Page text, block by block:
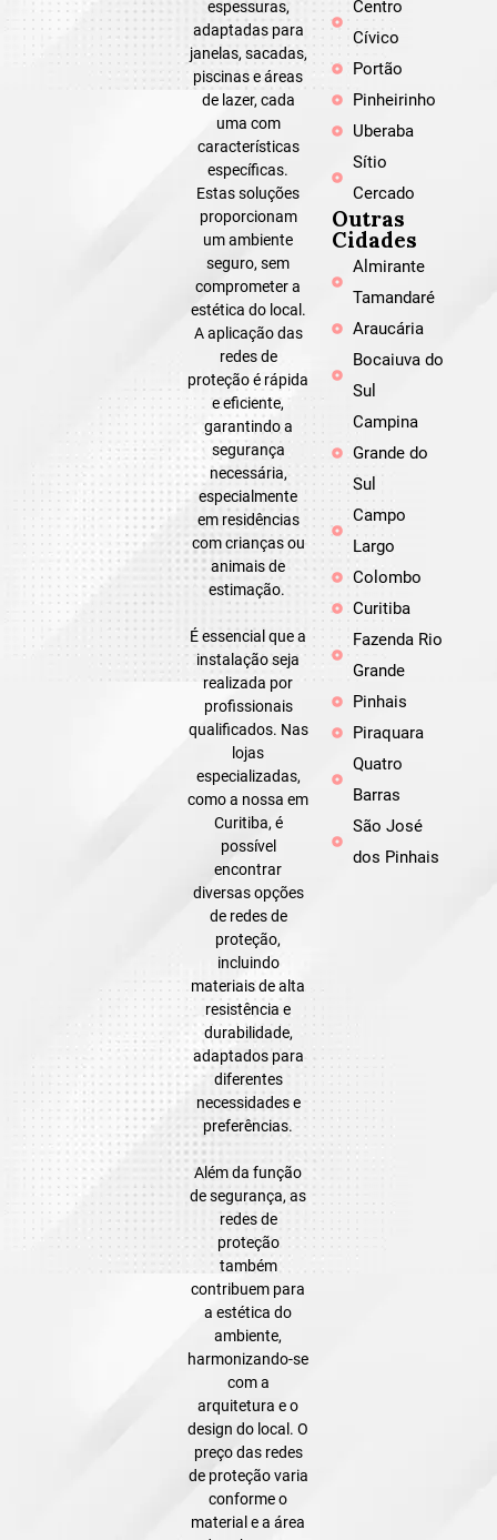
espessuras,
adaptadas para
janelas, sacadas,
piscinas e áreas
de lazer, cada
uma com
características
específicas.
Estas soluções
proporcionam
um ambiente
seguro, sem
comprometer a
estética do local.
A aplicação das
redes de
proteção é rápida
e eficiente,
garantindo a
segurança
necessária,
especialmente
em residências
com crianças ou
animais de
estimação.
É essencial que a
instalação seja
realizada por
profissionais
qualificados. Nas
lojas
especializadas,
como a nossa em
Curitiba, é
possível
encontrar
diversas opções
de redes de
proteção,
incluindo
materiais de alta
resistência e
durabilidade,
adaptados para
diferentes
necessidades e
preferências.
Além da função
de segurança, as
redes de
proteção
também
contribuem para
a estética do
ambiente,
harmonizando-se
com a
arquitetura e o
design do local. O
preço das redes
de proteção varia
conforme o
material e a área
Centro
Cívico
Portão
Pinheirinho
Uberaba
Sítio
Cercado
Outras
Cidades
Almirante
Tamandaré
Araucária
Bocaiuva do
Sul
Campina
Grande do
Sul
Campo
Largo
Colombo
Curitiba
Fazenda Rio
Grande
Pinhais
Piraquara
Quatro
Barras
São José
dos Pinhais